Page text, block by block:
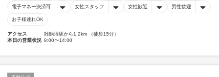
電子マネー決済可 女性スタッフ 女性歓迎 男性歓迎
お子様連れOK
アクセス
雑餉隈駅から1.2km （徒歩15分）
本日の営業状況 9:00〜14:00